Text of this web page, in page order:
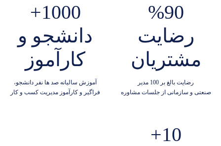
%90
رضایت
مشتریان
رضایت بالغ بر 100 مدیر
صنعتی و سازمانی از جلسات مشاوره
1000+
دانشجو و
کارآموز
آموزش سالیانه صد ها نفر دانشجو،
فراگیر و کارآموز مدیریت کسب و کار
10+